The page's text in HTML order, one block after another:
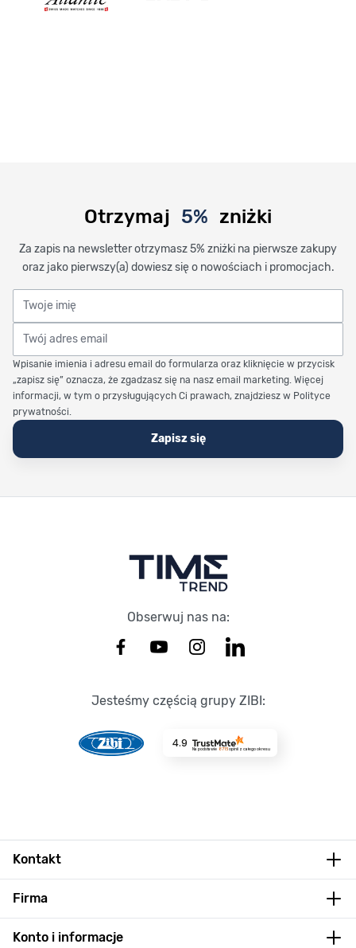
Otrzymaj 5% zniżki
Za zapis na newsletter otrzymasz 5% zniżki na pierwsze zakupy
oraz jako pierwszy(a) dowiesz się o nowościach i promocjach.
Twoje imię
Twój adres email
Wpisanie imienia i adresu email do formularza oraz kliknięcie w przycisk
„zapisz się” oznacza, że zgadzasz się na nasz email marketing. Więcej
informacji, w tym o przysługujących Ci prawach, znajdziesz w Polityce
prywatności.
Zapisz się
Obserwuj nas na:
Jesteśmy częścią grupy ZIBI:
4.9
Na podstawie 8715opinii z całego okresu
Kontakt
Firma
Konto i informacje